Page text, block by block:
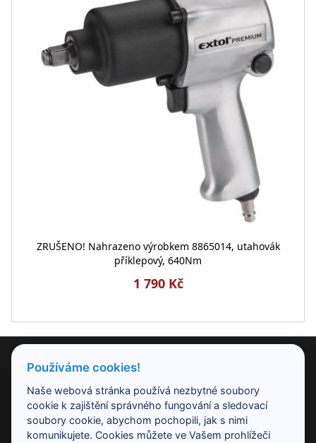
ZRUŠENO! Nahrazeno výrobkem 8865014, utahovák
příklepový, 640Nm
1 790 Kč
PRODUKTY
NAŠE SPOLEČNOST
Používáme cookies!
Naše webová stránka používá nezbytné soubory
cookie k zajištění správného fungování a sledovací
soubory cookie, abychom pochopili, jak s nimi
komunikujete. Cookies můžete ve Vašem prohlížeči